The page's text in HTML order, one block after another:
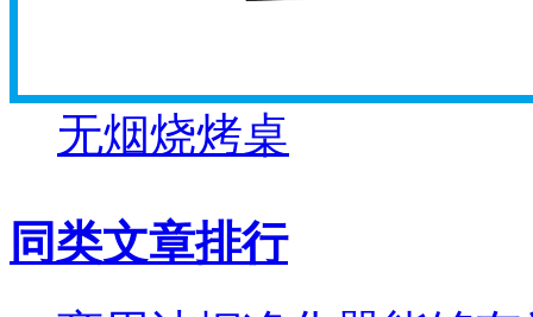
无烟烧烤桌
同类文章排行